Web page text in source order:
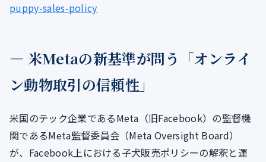
puppy-sales-policy
― 米Metaの新基準が問う「オンライ
ン動物取引の信頼性」
米国のテック企業であるMeta（旧Facebook）の監督機
関であるMeta監督委員会（Meta Oversight Board）
が、Facebook上における子犬販売ポリシーの解釈と運